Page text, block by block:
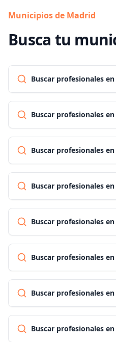
Municipios de Madrid
Busca tu
Buscar profesionales
Buscar profesionales
Buscar profesionales
Buscar profesionales
Buscar profesionales
Buscar profesionales
Buscar profesionales
Buscar profesionales